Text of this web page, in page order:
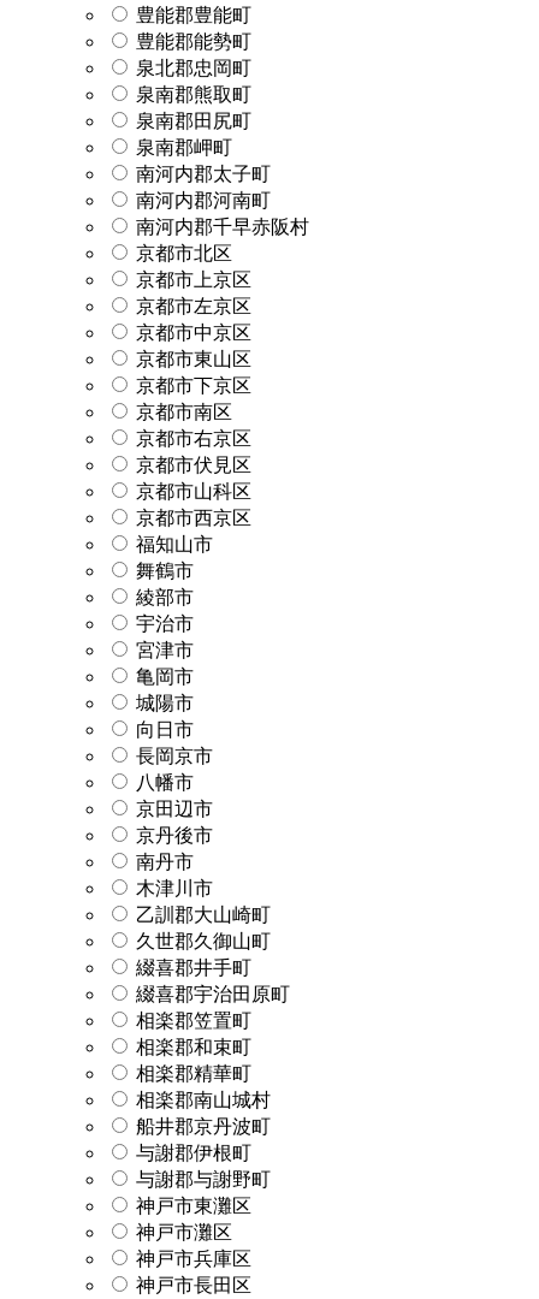
豊能郡豊能町
豊能郡能勢町
泉北郡忠岡町
泉南郡熊取町
泉南郡田尻町
泉南郡岬町
南河内郡太子町
南河内郡河南町
南河内郡千早赤阪村
京都市北区
京都市上京区
京都市左京区
京都市中京区
京都市東山区
京都市下京区
京都市南区
京都市右京区
京都市伏見区
京都市山科区
京都市西京区
福知山市
舞鶴市
綾部市
宇治市
宮津市
亀岡市
城陽市
向日市
長岡京市
八幡市
京田辺市
京丹後市
南丹市
木津川市
乙訓郡大山崎町
久世郡久御山町
綴喜郡井手町
綴喜郡宇治田原町
相楽郡笠置町
相楽郡和束町
相楽郡精華町
相楽郡南山城村
船井郡京丹波町
与謝郡伊根町
与謝郡与謝野町
神戸市東灘区
神戸市灘区
神戸市兵庫区
神戸市長田区